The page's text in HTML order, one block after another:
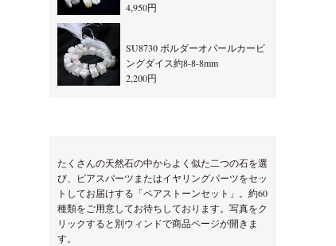
4,950円
SU8730 ボルダーオパールカービ
ングダイス約8-8-8mm
2,200円
たくさんの天然石の中からよく似た二つの石を選
び、ピアスパーツまたはイヤリングパーツをセッ
トしてお届けする「ペアストーンセット」。約60
種類をご用意してお待ちしております。写真をク
リックすると別ウィンドで商品ページが開きま
す。